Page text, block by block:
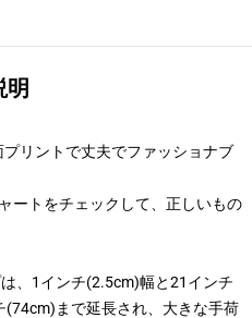
明
リントで丈夫でファッショナブ
ートをチェックして、正しいもの
、1インチ(2.5cm)幅と21インチ
まで延長され、大きな手荷